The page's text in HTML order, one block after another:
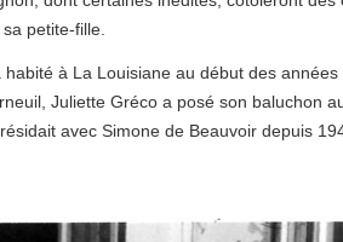
petite-fille.
à La Louisiane au début des
Juliette Gréco a posé son baluchon
avec Simone de Beauvoir depuis